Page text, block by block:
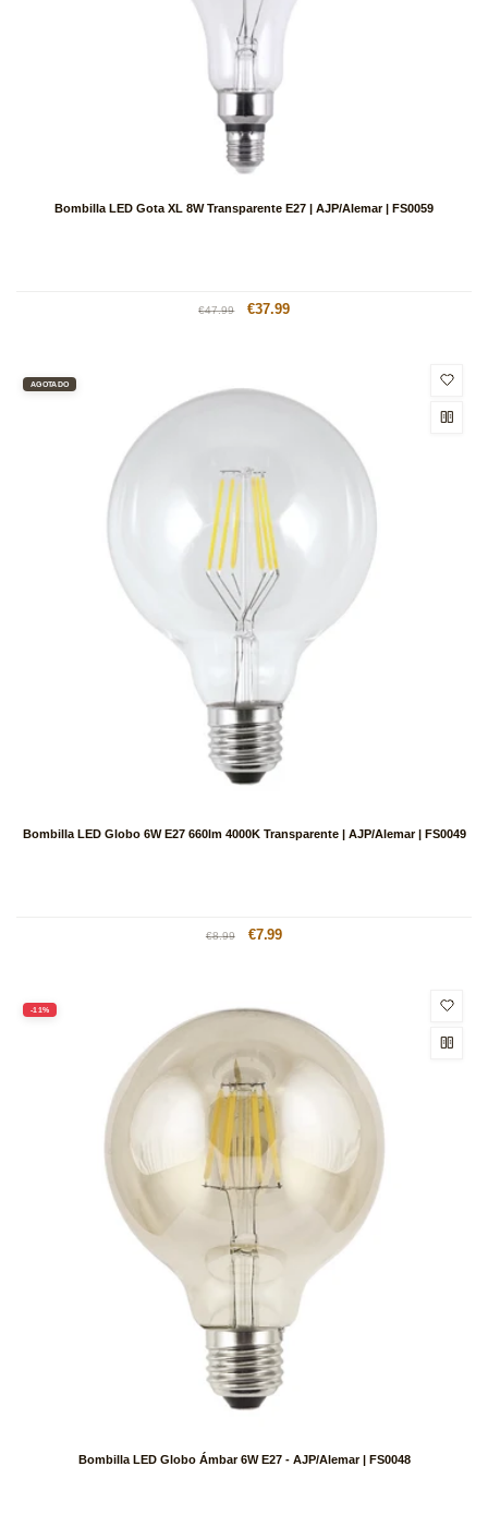
Bombilla LED Gota XL 8W Transparente E27 | AJP/Alemar | FS0059
Precio
€47.99
Precio
€37.99
AGOTADO
Bombilla LED Globo 6W E27 660lm 4000K Transparente | AJP/Alemar | FS0049
Precio
€8.99
Precio
€7.99
-11%
Bombilla LED Globo Ámbar 6W E27 - AJP/Alemar | FS0048